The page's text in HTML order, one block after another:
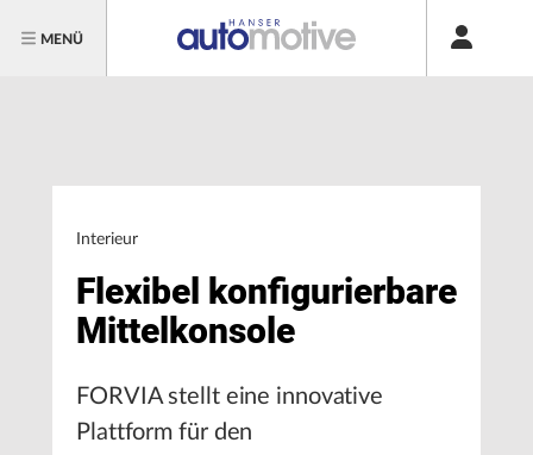
MENÜ
Interieur
Flexibel konfigurierbare
Mittelkonsole
FORVIA stellt eine innovative
Plattform für den